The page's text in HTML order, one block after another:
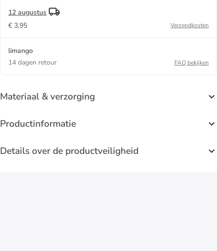
12 augustus
€ 3,95
Verzendkosten
limango
14 dagen retour
FAQ bekijken
Materiaal & verzorging
Productinformatie
Details over de productveiligheid